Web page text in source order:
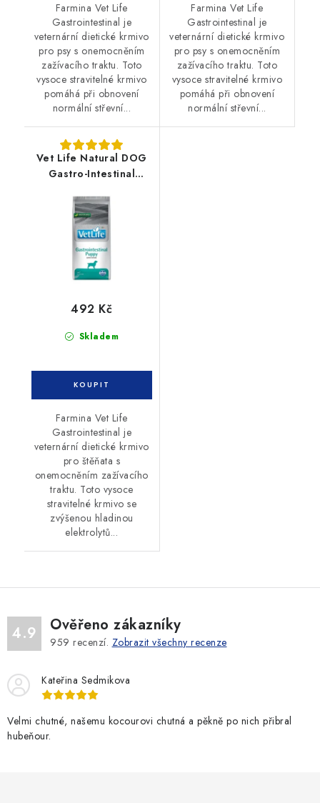
Farmina Vet Life
Gastrointestinal je
veternární dietické krmivo
pro psy s onemocněním
zažívacího traktu. Toto
vysoce stravitelné krmivo
pomáhá při obnovení
normální střevní...
Farmina Vet Life
Gastrointestinal je
veternární dietické krmivo
pro psy s onemocněním
zažívacího traktu. Toto
vysoce stravitelné krmivo
pomáhá při obnovení
normální střevní...
Vet Life Natural DOG
Gastro-Intestinal
Skladem
492 Kč
Farmina Vet Life
Gastrointestinal je
veternární dietické krmivo
pro štěňata s
onemocněním zažívacího
traktu. Toto vysoce
stravitelné krmivo se
zvýšenou hladinou
elektrolytů...
4.9 Ověřeno zákazníky
959 recenzí. Zobrazit všechny recenze
Kateřina Sedmikova
Velmi chutné, našemu kocourovi chutná a pěkně po nich přibral
hubeňour.